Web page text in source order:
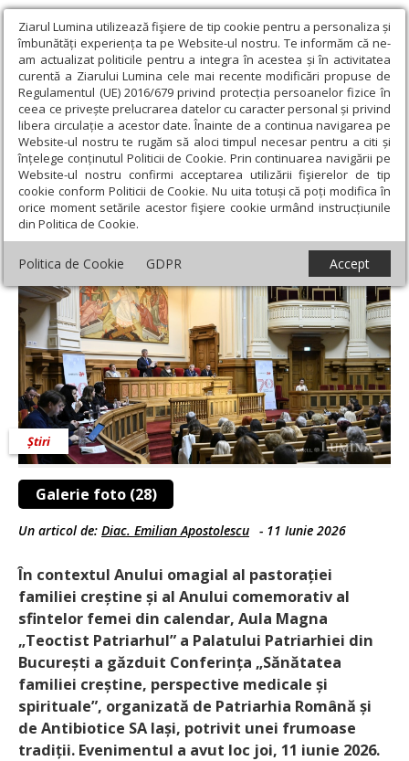
Ziarul Lumina utilizează fişiere de tip cookie pentru a personaliza și
îmbunătăți experiența ta pe Website-ul nostru. Te informăm că ne-
am actualizat politicile pentru a integra în acestea și în activitatea
curentă a Ziarului Lumina cele mai recente modificări propuse de
Regulamentul (UE) 2016/679 privind protecția persoanelor fizice în
ceea ce privește prelucrarea datelor cu caracter personal și privind
libera circulație a acestor date. Înainte de a continua navigarea pe
Website-ul nostru te rugăm să aloci timpul necesar pentru a citi și
înțelege conținutul Politicii de Cookie. Prin continuarea navigării pe
Website-ul nostru confirmi acceptarea utilizării fişierelor de tip
cookie conform Politicii de Cookie. Nu uita totuși că poți modifica în
orice moment setările acestor fişiere cookie urmând instrucțiunile
din Politica de Cookie.
Politica de Cookie GDPR Accept
Ziarul Lumina › Actualitate religioasă › Știri › Conferință pe teme
medicale și duhovnicești la Palatul Patriarhiei
Conferință pe teme medicale și
duhovnicești la Palatul Patriarhiei
Galerie foto (28)
Știri
Un articol de: Diac. Emilian Apostolescu - 11 Iunie 2026
În contextul Anului omagial al pastorației
familiei creștine și al Anului comemorativ al
sfintelor femei din calendar, Aula Magna
„Teoctist Patriarhul” a Palatului Patriarhiei din
București a găzduit Conferința „Sănătatea
familiei creștine, perspective medicale și
spirituale”, organizată de Patriarhia Română și
de Antibiotice SA Iași, potrivit unei frumoase
tradiții. Evenimentul a avut loc joi, 11 iunie 2026.